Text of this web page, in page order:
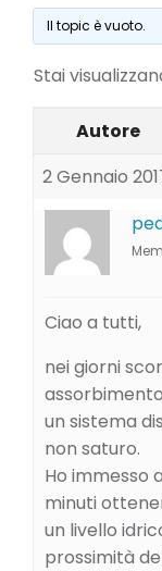
Il topic è vuoto.
Stai
Autore
2 Gennaio
Ciao a tutti,
nei giorni
un sistema
non saturo.
Ho immesso
minuti
un livello
prossimità